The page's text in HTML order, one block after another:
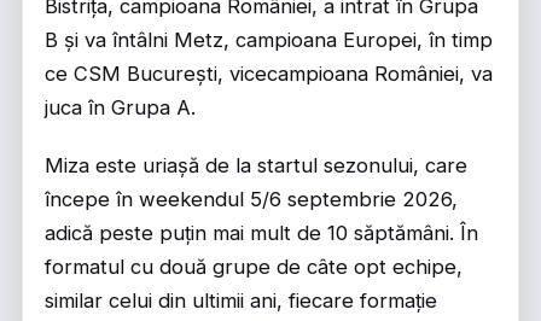
Bistrița, campioana României, a intrat în Grupa
B și va întâlni Metz, campioana Europei, în timp
ce CSM București, vicecampioana României, va
juca în Grupa A.
Miza este uriașă de la startul sezonului, care
începe în weekendul 5/6 septembrie 2026,
adică peste puțin mai mult de 10 săptămâni. În
formatul cu două grupe de câte opt echipe,
similar celui din ultimii ani, fiecare formație